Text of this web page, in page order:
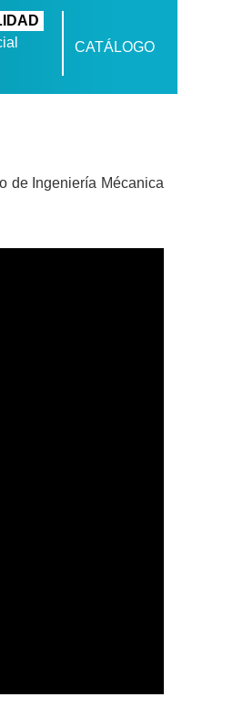
CATÁLOGO
de Ingeniería Mécanica